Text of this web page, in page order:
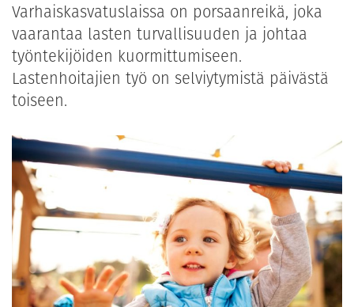
Varhaiskasvatuslaissa on porsaanreikä, joka
vaarantaa lasten turvallisuuden ja johtaa
työntekijöiden kuormittumiseen.
Lastenhoitajien työ on selviytymistä päivästä
toiseen.